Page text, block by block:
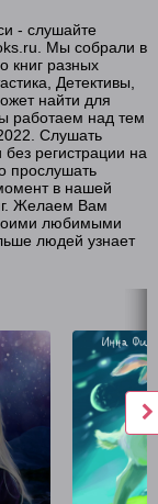
- слушайте
Мы собрали в
книг разных
Детективы,
найти для
работаем над тем
Слушать
регистрации на
прослушать
в нашей
Желаем Вам
любимыми
людей узнает